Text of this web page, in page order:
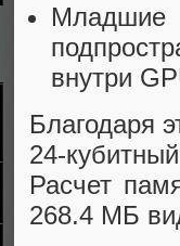
внутри
Благодаря
24-
Расчет
268.4 МБ